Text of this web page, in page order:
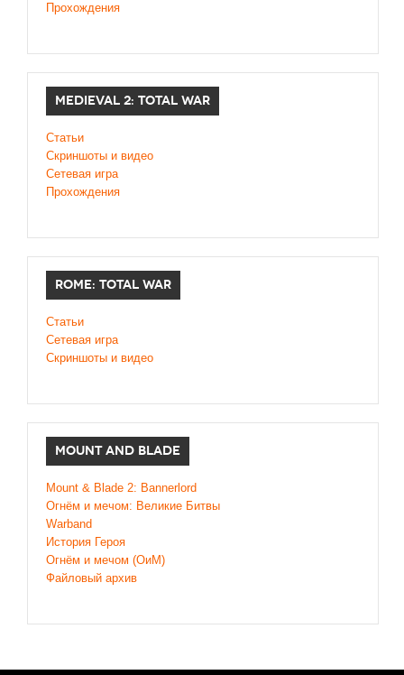
Прохождения
MEDIEVAL 2: TOTAL WAR
Статьи
Скриншоты и видео
Сетевая игра
Прохождения
ROME: TOTAL WAR
Статьи
Сетевая игра
Скриншоты и видео
MOUNT AND BLADE
Mount & Blade 2: Bannerlord
Огнём и мечом: Великие Битвы
Warband
История Героя
Огнём и мечом (ОиМ)
Файловый архив